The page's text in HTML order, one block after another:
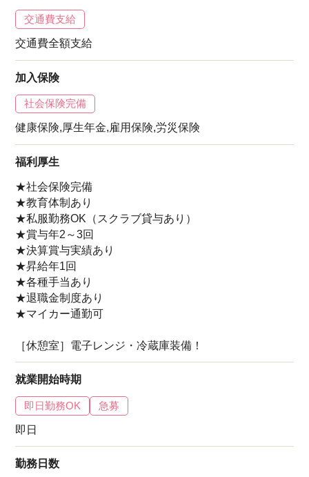
交通費支給
交通費全額支給
加入保険
社会保険完備
健康保険,厚生年金,雇用保険,労災保険
福利厚生
★社会保険完備
★教育体制あり
★私服勤務OK（スクラブ貸与あり）
★賞与年2～3回
★決算賞与実績あり
★昇給年1回
★各種手当あり
★退職金制度あり
★マイカー通勤可
［休憩室］電子レンジ・冷蔵庫装備！
就業開始時期
即日勤務OK 急募
即日
勤務日数